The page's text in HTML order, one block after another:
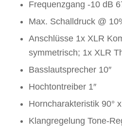
Frequenzgang -10 dB
Max. Schalldruck @
Anschlüsse 1x XLR
symmetrisch; 1x XLR
Basslautsprecher 10″
Hochtontreiber 1″
Horncharakteristik 90°
Klangregelung Tone-